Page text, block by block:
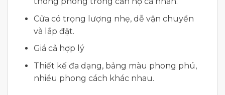
Cửa có trọng lượng nhẹ, dễ vận chuyển
và lắp đặt.
Giá cả hợp lý
Thiết kế đa dạng, bảng màu phong phú,
nhiều phong cách khác nhau.